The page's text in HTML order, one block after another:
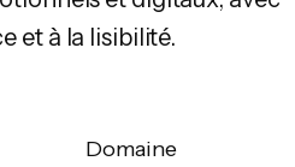
et à la lisibilité.
Domaine